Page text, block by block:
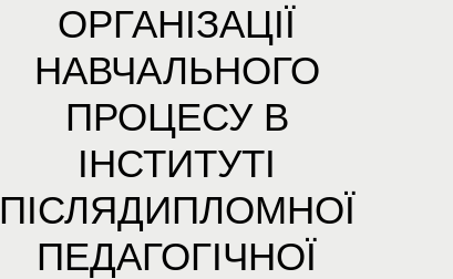
ОРГАНІЗАЦІЇ
НАВЧАЛЬНОГО
ПРОЦЕСУ В
ІНСТИТУТІ
ПІСЛЯДИПЛОМНОЇ
ПЕДАГОГІЧНОЇ